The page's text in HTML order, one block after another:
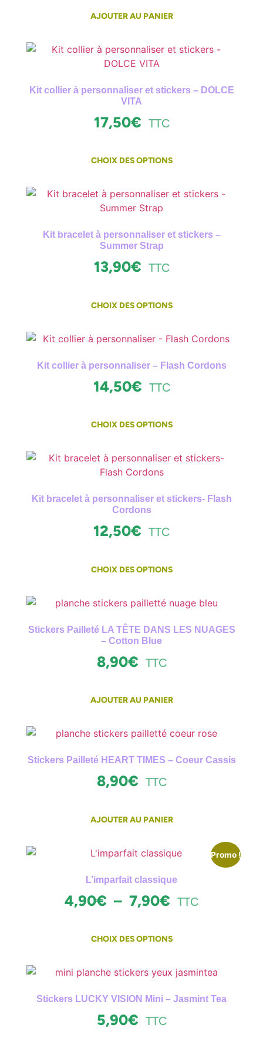
AJOUTER AU PANIER
Kit collier à personnaliser et stickers – DOLCE
VITA
17,50€ TTC
CHOIX DES OPTIONS
Kit bracelet à personnaliser et stickers –
Summer Strap
13,90€ TTC
CHOIX DES OPTIONS
Kit collier à personnaliser – Flash Cordons
14,50€ TTC
CHOIX DES OPTIONS
Kit bracelet à personnaliser et stickers- Flash
Cordons
12,50€ TTC
CHOIX DES OPTIONS
Stickers Pailleté LA TÊTE DANS LES NUAGES
– Cotton Blue
8,90€ TTC
AJOUTER AU PANIER
Stickers Pailleté HEART TIMES – Coeur Cassis
8,90€ TTC
AJOUTER AU PANIER
Promo !
L’imparfait classique
4,90€ – 7,90€ TTC
CHOIX DES OPTIONS
Stickers LUCKY VISION Mini – Jasmint Tea
5,90€ TTC